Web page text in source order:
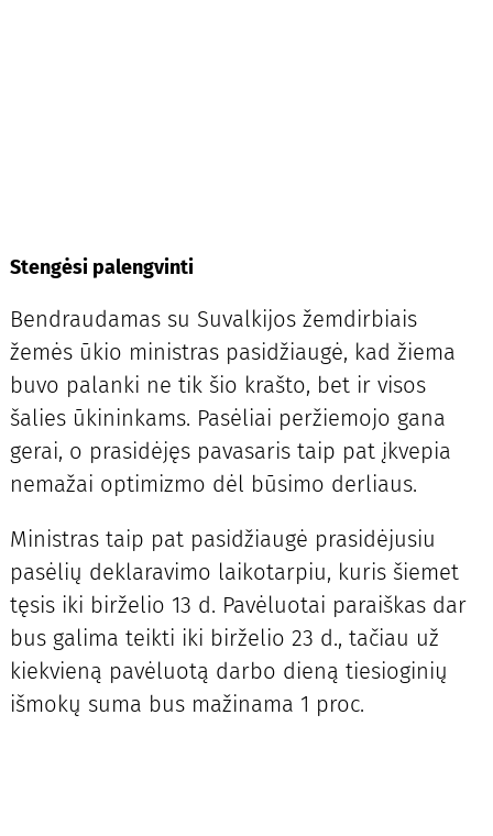
Stengėsi palengvinti
Bendraudamas su Suvalkijos žemdirbiais
žemės ūkio ministras pasidžiaugė, kad žiema
buvo palanki ne tik šio krašto, bet ir visos
šalies ūkininkams. Pasėliai peržiemojo gana
gerai, o prasidėjęs pavasaris taip pat įkvepia
nemažai optimizmo dėl būsimo derliaus.
Ministras taip pat pasidžiaugė prasidėjusiu
pasėlių deklaravimo laikotarpiu, kuris šiemet
tęsis iki birželio 13 d. Pavėluotai paraiškas dar
bus galima teikti iki birželio 23 d., tačiau už
kiekvieną pavėluotą darbo dieną tiesioginių
išmokų suma bus mažinama 1 proc.